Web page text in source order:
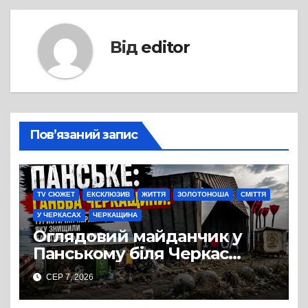
Від editor
Пов’язаний запис
TV СЮЖЕТ ЕКСКЛЮЗИВ ЖИТТЯ ЗОЛОТОНОША СМІТТЯ
У ЧЕРКАСАХ ЧЕРКАЩИНА
Оглядовий майданчик у
Панському біля Черкас
перетворився на занедбане
сміттєзвалище
СЕР 7, 2026